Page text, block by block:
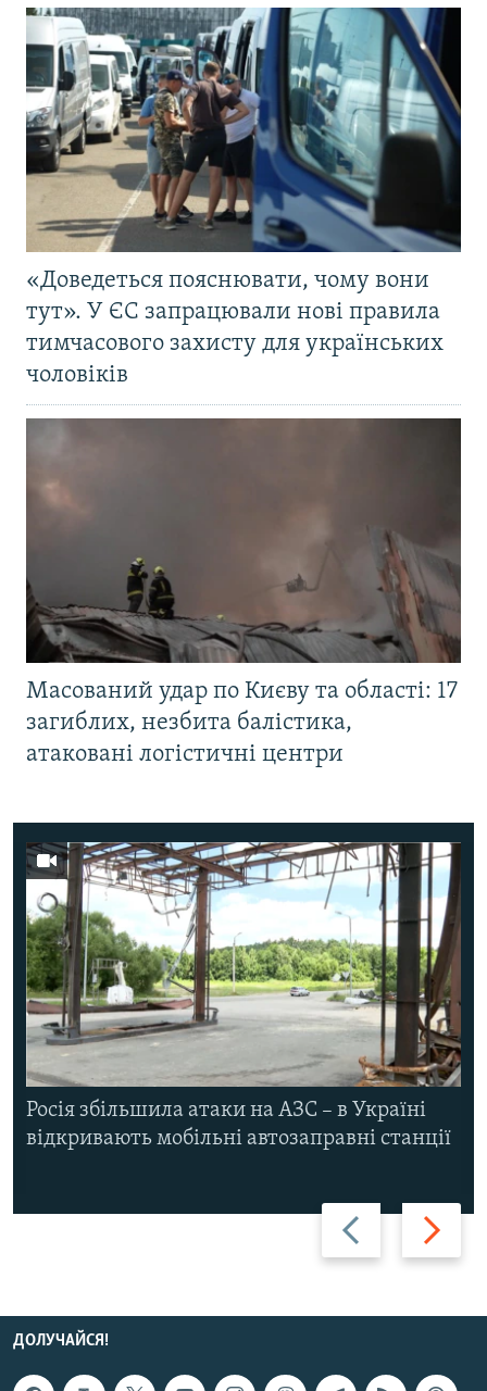
«Доведеться пояснювати, чому вони
тут». У ЄС запрацювали нові правила
тимчасового захисту для українських
чоловіків
Масований удар по Києву та області: 17
загиблих, незбита балістика,
атаковані логістичні центри
Назад Вперед
Росія збільшила атаки на АЗС – в Україні
відкривають мобільні автозаправні станції
ДОЛУЧАЙСЯ!